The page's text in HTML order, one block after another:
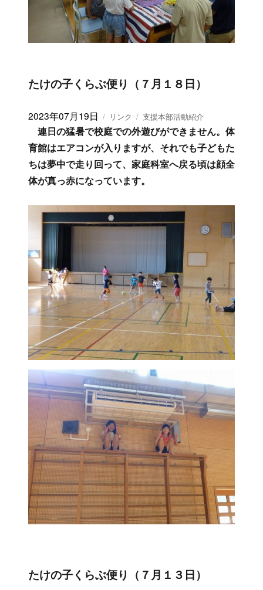
たけの子くらぶ便り（７月１８日）
投
日:
2023年07月19日
フ
ォ
ー
マ
ッ
ト
リンク
カ
テ
ゴ
リ
ー
支援本部活動紹介
連日の猛暑で校庭での外遊びができません。体
育館はエアコンが入りますが、それでも子どもた
ちは夢中で走り回って、家庭科室へ戻る頃は顔全
体が真っ赤になっています。
たけの子くらぶ便り（７月１３日）